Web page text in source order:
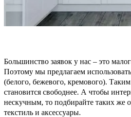
Большинство заявок у нас – это
Поэтому мы предлагаем
(белого, бежевого, кремового).
становится свободнее. А чтобы
нескучным, то подбирайте таких же
текстиль и аксессуары.